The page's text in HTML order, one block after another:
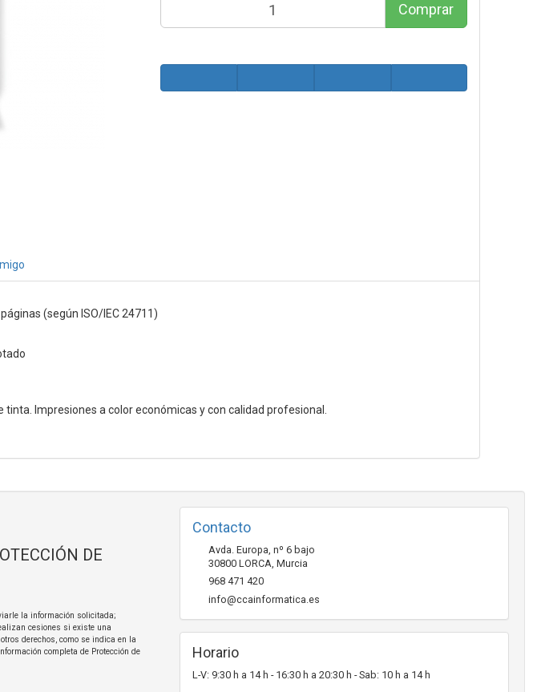
Comprar
(según ISO/IEC 24711)
Impresiones a color económicas y con calidad profesional.
DE
la información solicitada;
cesiones si existe una
derechos, como se indica en la
completa de Protección de
Contacto
Avda. Europa, nº 6 bajo
30800 LORCA, Murcia
968 471 420
info@ccainformatica.es
Horario
L-V: 9:30 h a 14 h - 16:30 h a 20:30 h - Sab: 10 h a 14 h